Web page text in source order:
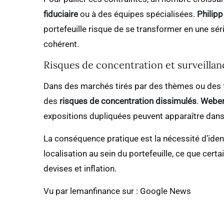
fiduciaire ou à des équipes spécialisées.
portefeuille risque de se transformer en une
cohérent.
Risques de concentration et
Dans des marchés tirés par des thèmes ou
des risques de concentration dissimulés.
expositions dupliquées peuvent apparaître
La conséquence pratique est la nécessité
localisation au sein du portefeuille, ce que
devises et inflation.
Vu par lemanfinance sur : Google News